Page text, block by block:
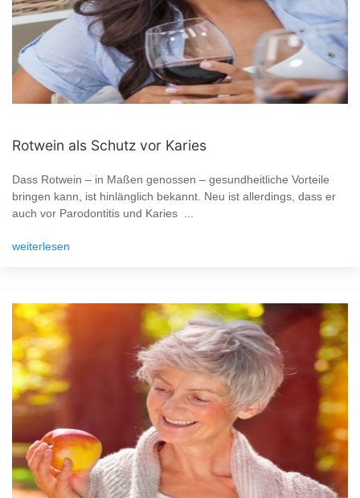
Rotwein als Schutz vor Karies
Dass Rotwein – in Maßen genossen – gesundheitliche Vorteile
bringen kann, ist hinlänglich bekannt. Neu ist allerdings, dass er
auch vor Parodontitis und Karies ...
weiterlesen